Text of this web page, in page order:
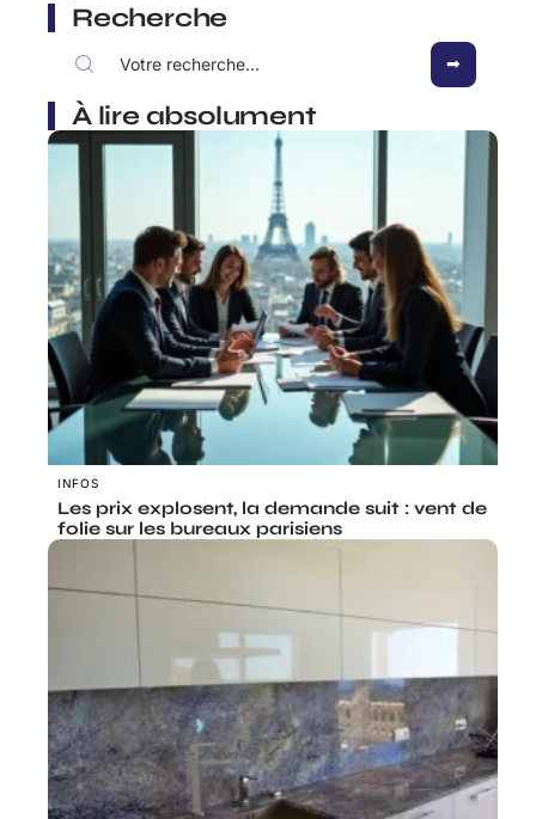
Recherche
À lire absolument
INFOS
Les prix explosent, la demande suit : vent de
folie sur les bureaux parisiens